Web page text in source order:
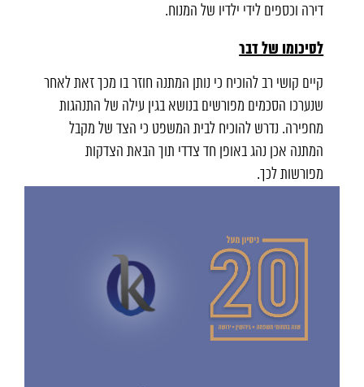
דירה וכספים לידי ילדיו של המנוח.
לסיכומו של דבר
קיים קושי רב להוכיח כי נותן המתנה חוזר בו מכך זאת לאחר
שנערכו הסכמים מפורשים בנושא בגין עילה של התנהגות
מחפירה. נדרש להוכיח לבית המשפט כי הצד של מקבל
המתנה אכן נהג באופן חד צדדי תוך הבאת הצדקות
מפורשות לכך.